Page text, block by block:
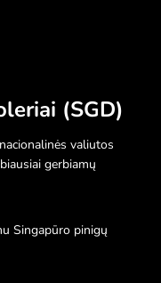
(SGD)
valiutos
gerbiamų
Singapūro pinigų